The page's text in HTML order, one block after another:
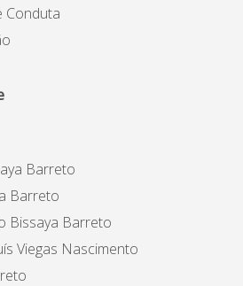
Conduta
Barreto
Barreto
Bissaya Barreto
Viegas Nascimento